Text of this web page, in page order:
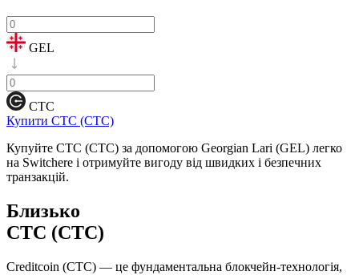
GEL
CTC
Купити CTC (CTC)
Купуйте CTC (CTC) за допомогою Georgian Lari (GEL) легко
на Switchere і отримуйте вигоду від швидких і безпечних
транзакцій.
Близько
CTC (CTC)
Creditcoin (CTC) — це фундаментальна блокчейн-технологія,